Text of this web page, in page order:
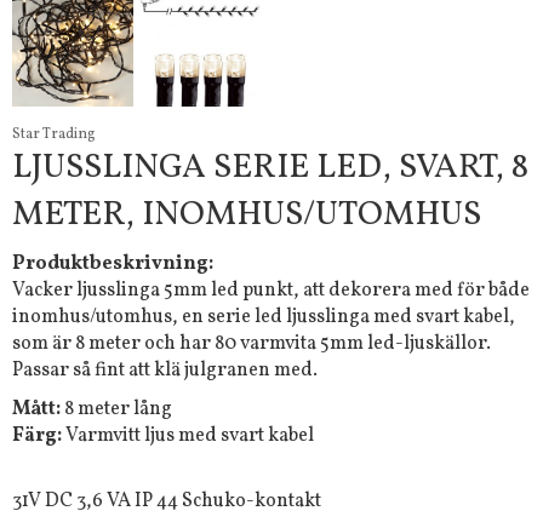
Star Trading
LJUSSLINGA SERIE LED, SVART, 8
METER, INOMHUS/UTOMHUS
Produktbeskrivning:
Vacker ljusslinga 5mm led punkt, att dekorera med för både
inomhus/utomhus, en serie led ljusslinga med svart kabel,
som är 8 meter och har 80 varmvita 5mm led-ljuskällor.
Passar så fint att klä julgranen med.
Mått:8 meter lång
Färg:Varmvitt ljus med svart kabel
31V DC 3,6 VA IP 44 Schuko-kontakt